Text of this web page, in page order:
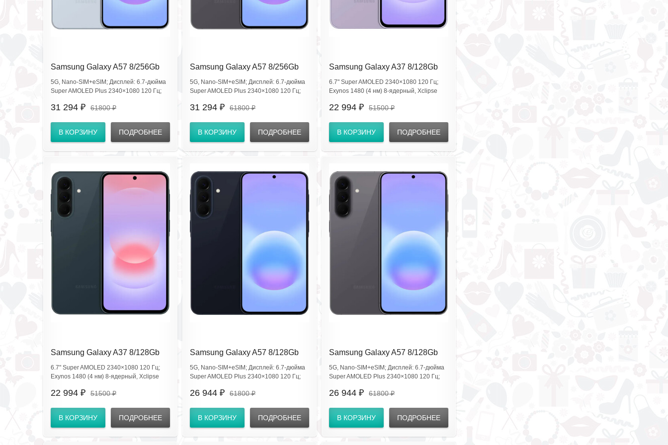
Samsung Galaxy A57 8/256Gb
Awesome IcyBlue SM-
A576BLBSXID
5G, Nano‑SIM+eSIM; Дисплей: 6.7‑дюйма
Super AMOLED Plus 2340×1080 120 Гц;
50+12+5 Мп, фронт 12 Мп; Аккум 5000
отпечатка в экране.
31 294 ₽ 61800 ₽
В КОРЗИНУ ПОДРОБНЕЕ
Samsung Galaxy A57 8/256Gb
Awesome Gray SM-
A576BZAFCAC
5G, Nano‑SIM+eSIM; Дисплей: 6.7‑дюйма
Super AMOLED Plus 2340×1080 120 Гц;
50+12+5 Мп, фронт 12 Мп; Аккум 5000
отпечатка в экране.
31 294 ₽ 61800 ₽
В КОРЗИНУ ПОДРОБНЕЕ
Samsung Galaxy A37 8/128Gb
Awesome Violet SM-
A376ELVDCAU
6.7" Super AMOLED 2340×1080 120 Гц;
Exynos 1480 (4 нм) 8‑ядерный, Xclipse
5G, Wi‑Fi 6, BT5.3, NFC; IP68; сканер в
22 994 ₽ 51500 ₽
В КОРЗИНУ ПОДРОБНЕЕ
Samsung Galaxy A37 8/128Gb
Awesome GrayGreen SM-
A376EDGDCAU
6.7" Super AMOLED 2340×1080 120 Гц;
Exynos 1480 (4 нм) 8‑ядерный, Xclipse
5G, Wi‑Fi 6, BT5.3, NFC; IP68; сканер в
22 994 ₽ 51500 ₽
В КОРЗИНУ ПОДРОБНЕЕ
Samsung Galaxy A57 8/128Gb
Awesome Navy SM-
A576BDBECAC
5G, Nano‑SIM+eSIM; Дисплей: 6.7‑дюйма
Super AMOLED Plus 2340×1080 120 Гц;
50+12+5 Мп, фронт 12 Мп; Аккум 5000
отпечатка в экране.
26 944 ₽ 61800 ₽
В КОРЗИНУ ПОДРОБНЕЕ
Samsung Galaxy A57 8/128Gb
Awesome Gray SM-
A576BZAECAC
5G, Nano‑SIM+eSIM; Дисплей: 6.7‑дюйма
Super AMOLED Plus 2340×1080 120 Гц;
50+12+5 Мп, фронт 12 Мп; Аккум 5000
отпечатка в экране.
26 944 ₽ 61800 ₽
В КОРЗИНУ ПОДРОБНЕЕ